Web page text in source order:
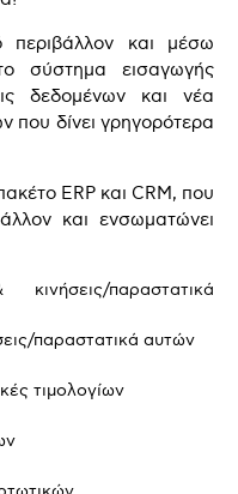
περιβάλλον και μέσω
σύστημα εισαγωγής
δεδομένων και νέα
που δίνει γρηγορότερα
ERP και CRM, που
και ενσωματώνει
παραστατικά
παραστατικά αυτών
τιμολογίων